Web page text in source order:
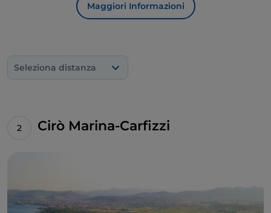
Maggiori Informazioni
Seleziona distanza
Cirò Marina-Carfizzi